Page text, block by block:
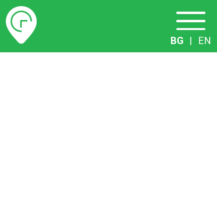
Разписание
BG | EN